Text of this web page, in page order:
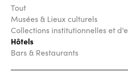
Tout
Musées & Lieux culturels
Collections institutionnelles et
Hôtels
Bars & Restaurants